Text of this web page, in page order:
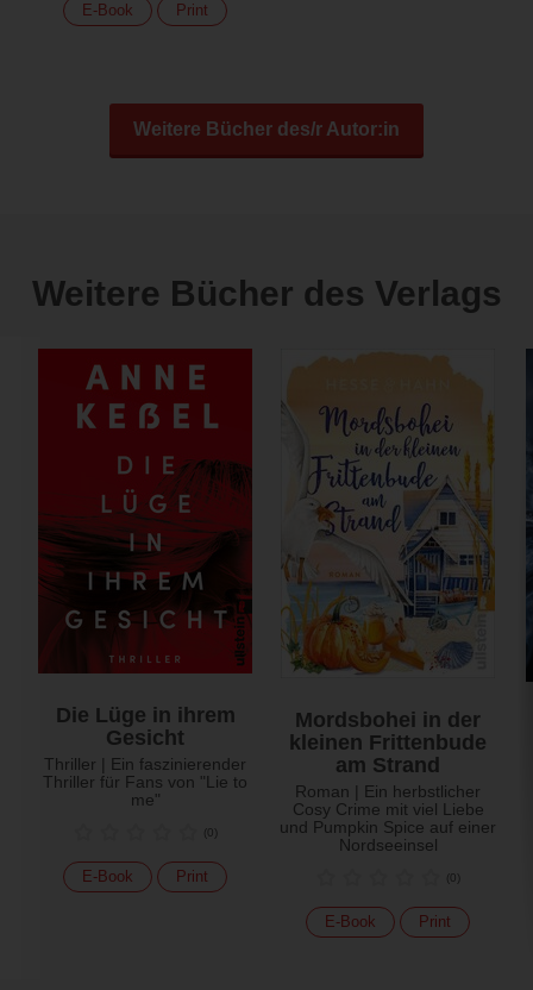
E-Book Print
Weitere Bücher des/r Autor:in
Weitere Bücher des Verlags
Die Lüge in ihrem
Gesicht
Thriller | Ein faszinierender
Thriller für Fans von "Lie to
me"
(0
E-Book Print
Mordsbohei in der
kleinen Frittenbude
am Strand
Roman | Ein herbstlicher
Cosy Crime mit viel Liebe
und Pumpkin Spice auf einer
Nordseeinsel
(0
E-Book Print